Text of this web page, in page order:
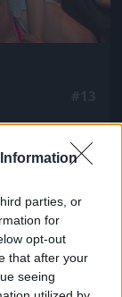
parties, or
for
opt-out
that after your
seeing